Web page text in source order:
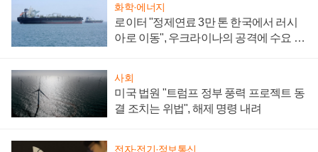
화학·에너지
로이터 "정제연료 3만 톤 한국에서 러시
아로 이동", 우크라이나의 공격에 수요 늘
사회
미국 법원 "트럼프 정부 풍력 프로젝트 동
결 조치는 위법", 해제 명령 내려
전자·전기·정보통신